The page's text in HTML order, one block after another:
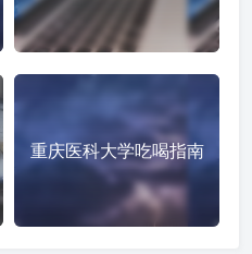
重庆医科大学吃喝指南